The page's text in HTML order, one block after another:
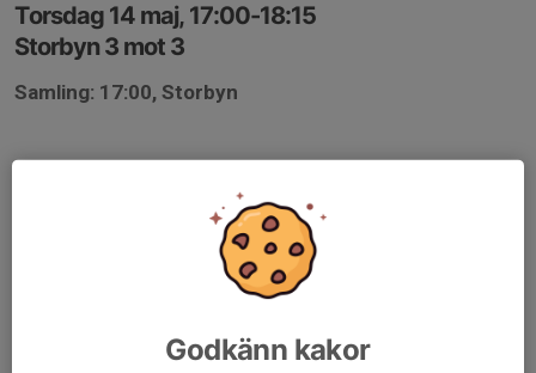
Torsdag 14 maj, 17:00-18:15
Storbyn 3 mot 3
Samling: 17:00, Storbyn
Godkänn kakor